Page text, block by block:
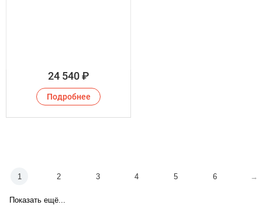
24 540₽
Подробнее
1 2 3 4 5 6 →
Показать ещё...